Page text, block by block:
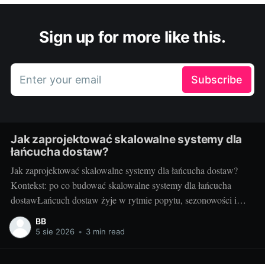
Sign up for more like this.
Enter your email Subscribe
Jak zaprojektować skalowalne systemy dla
łańcucha dostaw?
Jak zaprojektować skalowalne systemy dla łańcucha dostaw?
Kontekst: po co budować skalowalne systemy dla łańcucha
dostawŁańcuch dostaw żyje w rytmie popytu, sezonowości i
nieprzewidzianych zdarzeń. Gdy rośnie liczba zamówień,
kurierów, punktów odbioru i urządzeń IoT, systemy IT muszą
BB
5 sie 2026 • 3 min read